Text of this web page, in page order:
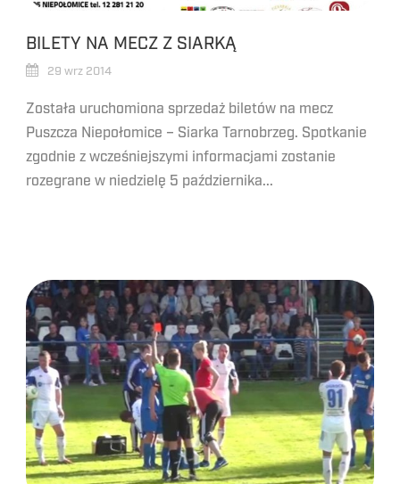
BILETY NA MECZ Z SIARKĄ
29 wrz 2014
Została uruchomiona sprzedaż biletów na mecz
Puszcza Niepołomice – Siarka Tarnobrzeg. Spotkanie
zgodnie z wcześniejszymi informacjami zostanie
rozegrane w niedzielę 5 października...